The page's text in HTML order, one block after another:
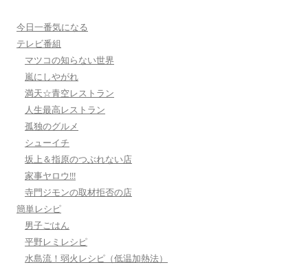
今日一番気になる
テレビ番組
マツコの知らない世界
嵐にしやがれ
満天☆青空レストラン
人生最高レストラン
孤独のグルメ
シューイチ
坂上＆指原のつぶれない店
家事ヤロウ!!!
寺門ジモンの取材拒否の店
簡単レシピ
男子ごはん
平野レミレシピ
水島流！弱火レシピ（低温加熱法）